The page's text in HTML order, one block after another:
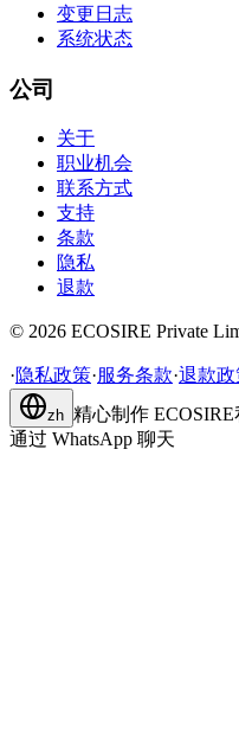
变更日志
系统状态
公司
关于
职业机会
联系方式
支持
条款
隐私
退款
© 2026 ECOSIRE Private
·隐私政策·服务条款·退款政
zh 精心制作
通过 WhatsApp 聊天